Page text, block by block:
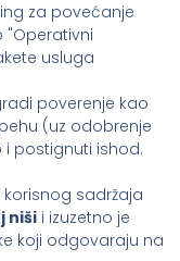
za povećanje
usluga
poverenje kao
(uz odobrenje
i postignuti ishod.
sadržaja
niši i izuzetno je
koji odgovaraju na